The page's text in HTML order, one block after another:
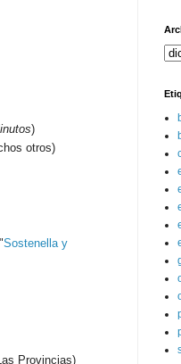
)
otros)
Sostenella y
Provincias)